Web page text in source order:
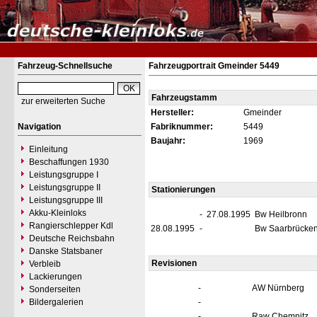
Fahrzeug-Schnellsuche
zur erweiterten Suche
Navigation
Einleitung
Beschaffungen 1930
Leistungsgruppe I
Leistungsgruppe II
Leistungsgruppe III
Akku-Kleinloks
Rangierschlepper Kdl
Deutsche Reichsbahn
Danske Statsbaner
Verbleib
Lackierungen
Sonderseiten
Bildergalerien
Fahrzeugportrait Gmeinder 5449
Fahrzeugstamm
Hersteller:
Gmeinder
Fabriknummer:
5449
Baujahr:
1969
Stationierungen
- 27.08.1995 Bw Heilbronn
28.08.1995 - Bw
Revisionen
-
AW Nürnberg
-